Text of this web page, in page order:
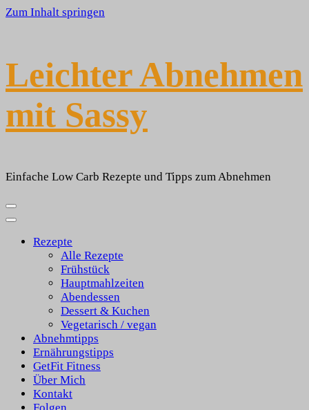
Zum Inhalt springen
Leichter Abnehmen
mit Sassy
Einfache Low Carb Rezepte und Tipps zum Abnehmen
Rezepte
Alle Rezepte
Frühstück
Hauptmahlzeiten
Abendessen
Dessert & Kuchen
Vegetarisch / vegan
Abnehmtipps
Ernährungstipps
GetFit Fitness
Über Mich
Kontakt